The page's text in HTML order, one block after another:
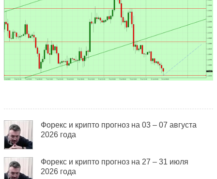
Форекс и крипто прогноз на 03 – 07 августа
2026 года
Форекс и крипто прогноз на 27 – 31 июля
2026 года